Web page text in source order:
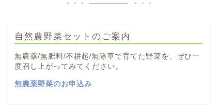
自然農野菜セットのご案内
無農薬/無肥料/不耕起/無除草で育てた野菜を、ぜひ一
度召し上がってみてください。
無農薬野菜のお申込み